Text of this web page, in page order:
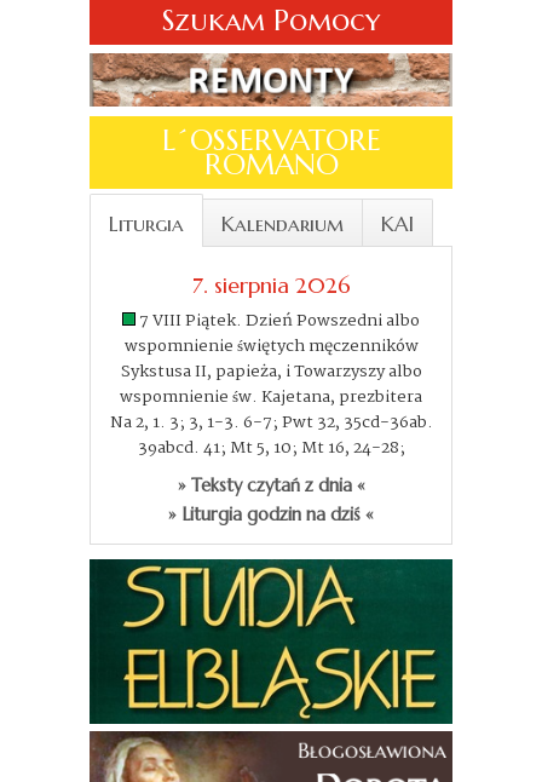
Szukam Pomocy
L´OSSERVATORE
ROMANO
Liturgia Kalendarium KAI
7. sierpnia 2026
7 VIII Piątek. Dzień Powszedni albo
wspomnienie świętych męczenników
Sykstusa II, papieża, i Towarzyszy albo
wspomnienie św. Kajetana, prezbitera
Na 2, 1. 3; 3, 1-3. 6-7; Pwt 32, 35cd-36ab.
39abcd. 41; Mt 5, 10; Mt 16, 24-28;
» Teksty czytań z dnia «
» Liturgia godzin na dziś «